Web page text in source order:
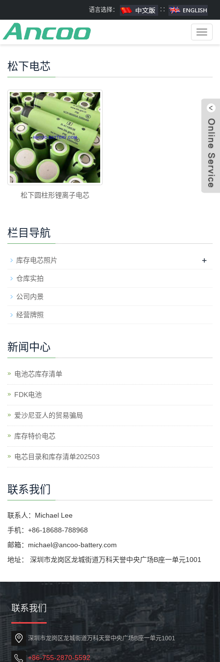
语言选择： ∷
松下电芯
松下圆柱形锂离子电芯
栏目导航
库存电芯照片 +
仓库实拍
公司内景
经营牌照
新闻中心
电池芯库存清单
​FDK电池
爱沙尼亚人的贸易骗局
库存特价电芯
电芯目录和库存清单202503
联系我们
联系人：Michael Lee
手机：+86-18688-788968
邮箱：michael@ancoo-battery.com
地址： 深圳市龙岗区龙城街道万科天誉中央广场B座一单元1001
联系我们
深圳市龙岗区龙城街道万科天誉中央广场B座一单元1001
+86-755-2870-5592